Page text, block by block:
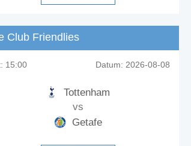
Club Friendlies
15:00 Datum: 2026-08-08
Tottenham
vs
Getafe